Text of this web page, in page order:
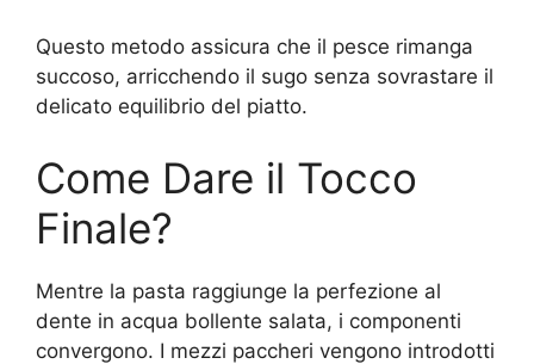
Questo metodo assicura che il pesce rimanga
succoso, arricchendo il sugo senza sovrastare il
delicato equilibrio del piatto.
Come Dare il Tocco
Finale?
Mentre la pasta raggiunge la perfezione al
dente in acqua bollente salata, i componenti
convergono. I mezzi paccheri vengono introdotti